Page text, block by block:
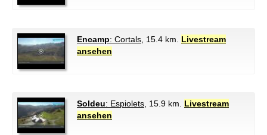
Encamp: Cortals , 15.4 km. Livestream
ansehen
Soldeu: Espiolets , 15.9 km. Livestream
ansehen